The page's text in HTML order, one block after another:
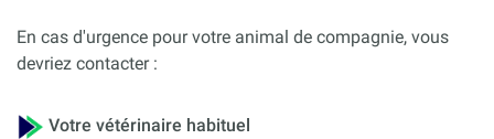
En cas d'urgence pour votre animal de compagnie, vous
devriez contacter :
Votre vétérinaire habituel